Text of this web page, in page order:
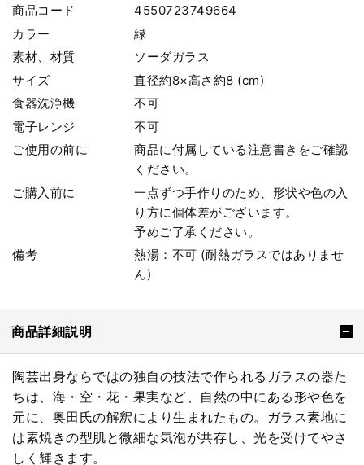
商品コード
4550723749664
カラー
緑
素材、材質
ソーダガラス
サイズ
直径約8×高さ約8 (cm)
食器洗浄機
不可
電子レンジ
不可
ご使用の前に
商品に付属している注意書きをご確認
ください。
ご購入前に
一点ずつ手作りのため、形状や色の入
り方に個体差がございます。
予めご了承ください。
備考
熱湯：不可 (耐熱ガラスではありませ
ん)
商品詳細説明
陶芸出身ならではの独自の技法で作られるガラスの器た
ちは、海・空・花・果実など、自然の中にある形や色を
元に、奥田氏の解釈により生まれたもの。ガラス素地に
は素焼きの型肌と微細な気泡が共存し、光を受けてやさ
しく輝きます。